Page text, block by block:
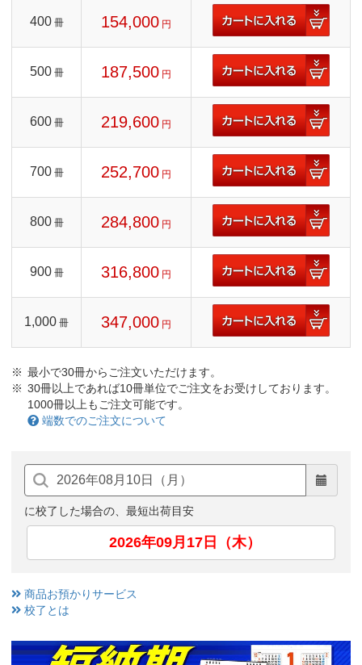
400 冊 154,000 円
500 冊 187,500 円
600 冊 219,600 円
700 冊 252,700 円
800 冊 284,800 円
900 冊 316,800 円
1,000 冊 347,000 円
最小で30冊からご注文いただけます。
30冊以上であれば10冊単位でご注文をお受けしております。
1000冊以上もご注文可能です。
端数でのご注文について
に校了した場合の、最短出荷目安
2026年09月17日（木）
商品お預かりサービス
校了とは